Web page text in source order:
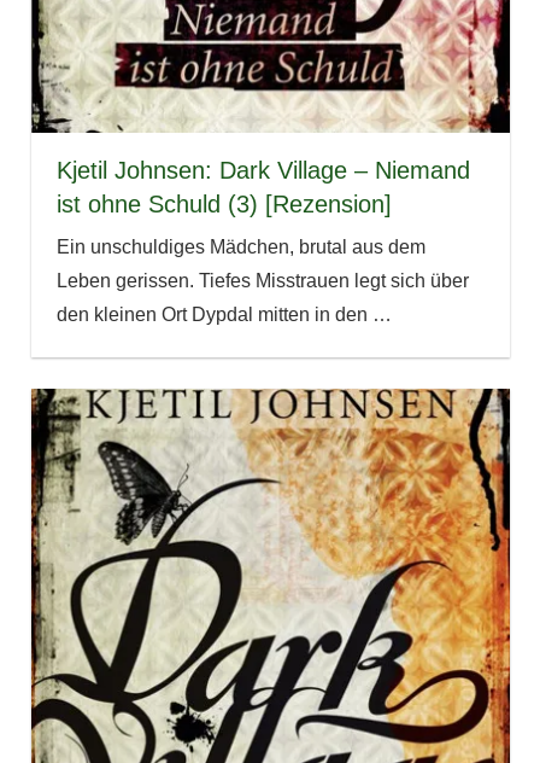
Kjetil Johnsen: Dark Village – Niemand
ist ohne Schuld (3) [Rezension]
Ein unschuldiges Mädchen, brutal aus dem
Leben gerissen. Tiefes Misstrauen legt sich über
den kleinen Ort Dypdal mitten in den …